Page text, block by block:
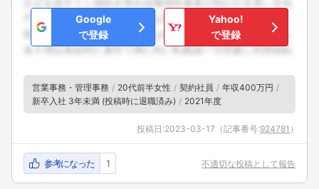
Google
で登録
Yahoo!
で登録
営業事務・管理事務 20代前半女性 契約社員
年収400万円
新卒入社 3年未満 (投稿時に退職済み)
2021年度
投稿日:2023-03-17 （記事番号:924781 ）
参考になった 1 不適切な投稿として報告